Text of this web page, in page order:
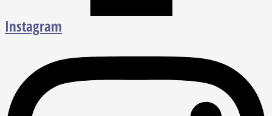
Instagram